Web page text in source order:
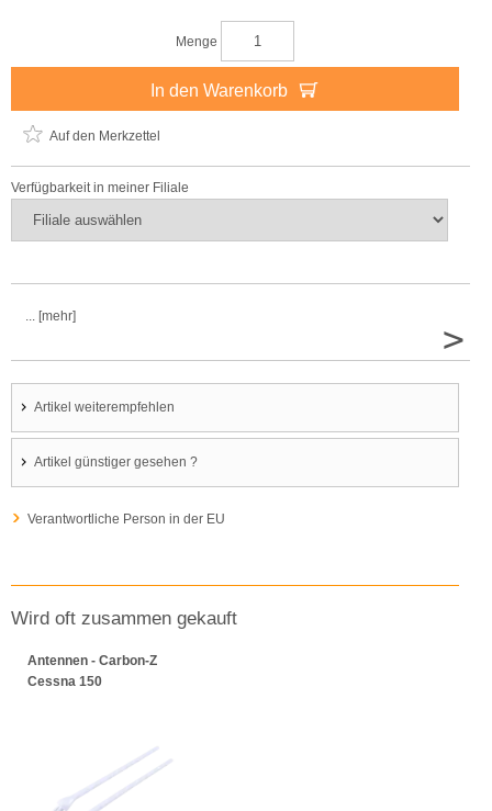
Menge
In den Warenkorb
Auf den Merkzettel
Verfügbarkeit in meiner Filiale
... [mehr]
>
Artikel weiterempfehlen
Artikel günstiger gesehen ?
Verantwortliche Person in der EU
Wird oft zusammen gekauft
Antennen - Carbon-Z
Cessna 150